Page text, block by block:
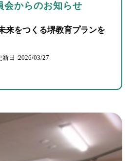
会からのお知らせ
をつくる堺教育プランを
新日 2026/03/27